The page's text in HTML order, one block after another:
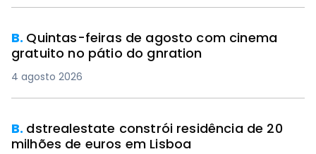
B. Quintas-feiras de agosto com cinema
gratuito no pátio do gnration
4 agosto 2026
B. dstrealestate constrói residência de 20
milhões de euros em Lisboa